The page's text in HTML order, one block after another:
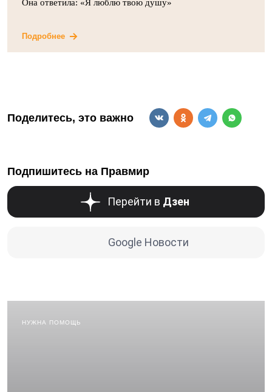
Она ответила: «Я люблю твою душу»
Подробнее
Поделитесь, это важно
Подпишитесь на Правмир
Перейти в Дзен
Google Новости
НУЖНА ПОМОЩЬ